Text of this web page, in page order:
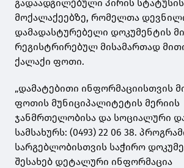
გადაადგილებული პირის
მოქალაქეებზე, რომელთა
დამადასტურებელი დოკუმენტის
რეგისტრირებულ მისამართად
ქალაქი ფოთი.
„დამატებითი ინფორმაციისთვის
ფოთის მუნიციპალიტეტის მერიის
ჯანმრთელობისა და სოციალური
სამსახურს: (0493) 22 06 38.
სარგებლობისთვის საჭირო
შესახებ დეტალური ინფორმაცია